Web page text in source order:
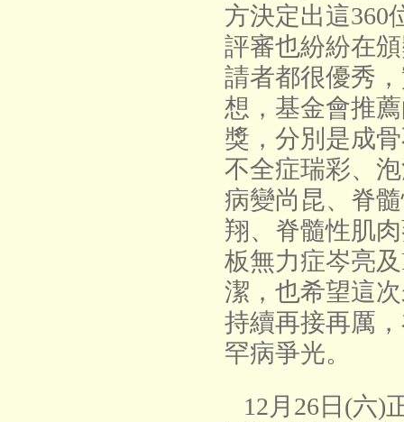
方決定出這360
評審也紛紛在
請者都很優秀
想，基金會推
獎，分別是成
不全症瑞彩、
病變尚昆、脊
翔、脊髓性肌
板無力症岑亮
潔，也希望這
持續再接再厲
罕病爭光。
12月26日(六)